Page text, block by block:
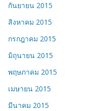
กันยายน 2015
สิงหาคม 2015
กรกฎาคม 2015
มิถุนายน 2015
พฤษภาคม 2015
เมษายน 2015
มีนาคม 2015